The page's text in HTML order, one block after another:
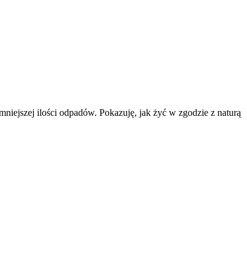
ilości odpadów. Pokazuję, jak żyć w zgodzie z naturą